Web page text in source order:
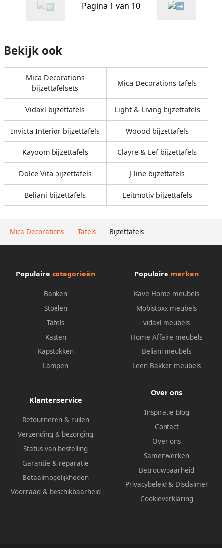
Mica Decorations Tafels Bijzettafels
Pagina 1 van 10
Bekijk ook
Mica Decorations
bijzettafelsets
Mica Decorations tafels
Vidaxl bijzettafels Light & Living bijzettafels
Invicta Interior bijzettafels Woood bijzettafels
Kayoom bijzettafels Clayre & Eef bijzettafels
Dolce Vita bijzettafels J-line bijzettafels
Beliani bijzettafels Leitmotiv bijzettafels
Populaire categorieën
Banken
Stoelen
Tafels
Kasten
Kapstokken
Lampen
Populaire merken
Kave Home meubels
Mobistoxx meubels
vidaxl meubels
Home Affaire meubels
Beliani meubels
Leen Bakker meubels
Klantenservice
Retourneren & ruilen
Verzending & bezorging
Status van bestelling
Garantie & reparatie
Betaalmogelijkheden
Voorraad & beschikbaarheid
Over ons
Inspiratie blog
Contact
Over ons
Samenwerken
Betrouwbaarheid
Privacybeleid & Disclaimer
Cookieverklaring